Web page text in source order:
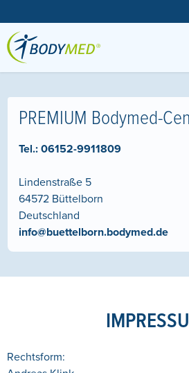
PREMIUM Bodymed-
Tel.:06152-9911809
Lindenstraße 5
64572 Büttelborn
Deutschland
info@buettelborn.bodymed.de
Rechtsform: